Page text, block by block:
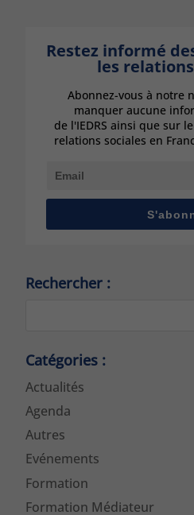
Restez informé
les
Abonnez-vous à notre
manquer aucune
de l'IEDRS ainsi que sur
relations sociales en
Rechercher :
Catégories :
Actualités
Agenda
Autres
Evénements
Formation
Formation Médiateur